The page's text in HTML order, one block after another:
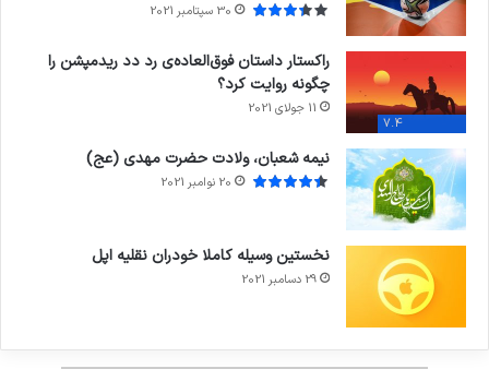
30 سپتامبر 2021
7.4
راکستار داستان فوق‌العاده‌ی رد دد ریدمپشن را
چگونه روایت کرد؟
11 جولای 2021
نیمه شعبان، ولادت حضرت مهدی (عج)
20 نوامبر 2021
نخستین وسیله کاملا خودران نقلیه اپل
29 دسامبر 2021